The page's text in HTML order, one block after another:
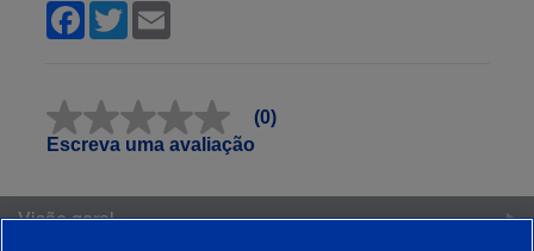
Facebook
Twitter
Sem
valor
abre
na
(0)
Escreva uma avaliação
Visão geral